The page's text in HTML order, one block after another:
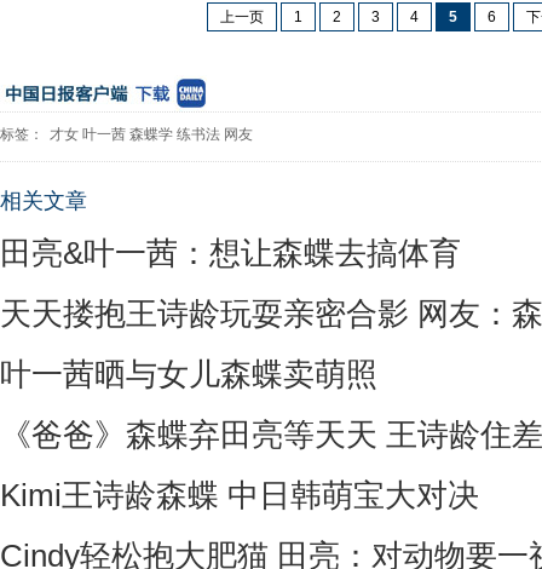
上一页 1 2 3 4 5 6
标签： 才女 叶一茜 森蝶学 练书法 网友
相关文章
田亮&叶一茜：想让森蝶去搞体育
天天搂抱王诗龄玩耍亲密合影 网友：
叶一茜晒与女儿森蝶卖萌照
《爸爸》森蝶弃田亮等天天 王诗龄住
Kimi王诗龄森蝶 中日韩萌宝大对决
Cindy轻松抱大肥猫 田亮：对动物要一